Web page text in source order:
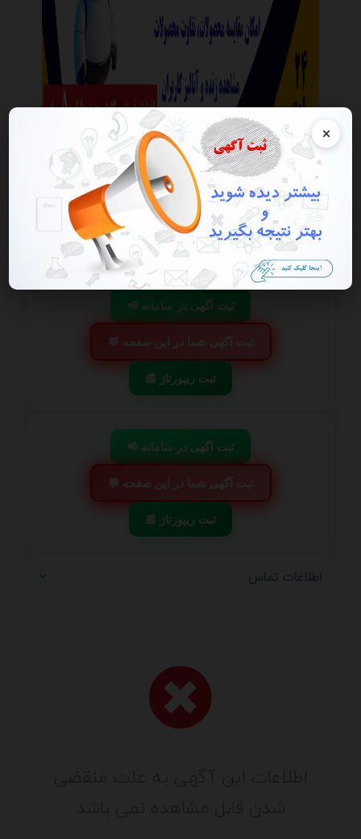
×
این آگهی منقضی شده است در صورتی که این آگهی به شما تعلق دارد
هرچه سریعتر به پنل کاربری خود مراجعه و اقدام به فعال سازی آن نمایید
گزارش آگهی ذخیره
📢 ثبت آگهی در سامانه
💬 ثبت آگهی شما در این صفحه
📰 ثبت ریپورتاژ
📢 ثبت آگهی در سامانه
💬 ثبت آگهی شما در این صفحه
📰 ثبت ریپورتاژ
اطلاعات تماس